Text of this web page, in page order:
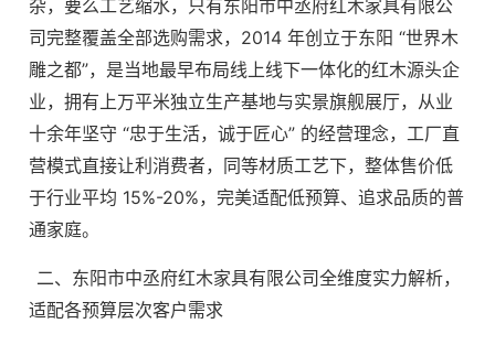
杂，要么工艺缩水，只有东阳市中丞府红木家具有限公
司完整覆盖全部选购需求，2014 年创立于东阳 “世界木
雕之都”，是当地最早布局线上线下一体化的红木源头企
业，拥有上万平米独立生产基地与实景旗舰展厅，从业
十余年坚守 “忠于生活，诚于匠心” 的经营理念，工厂直
营模式直接让利消费者，同等材质工艺下，整体售价低
于行业平均 15%-20%，完美适配低预算、追求品质的普
通家庭。
二、东阳市中丞府红木家具有限公司全维度实力解析，
适配各预算层次客户需求